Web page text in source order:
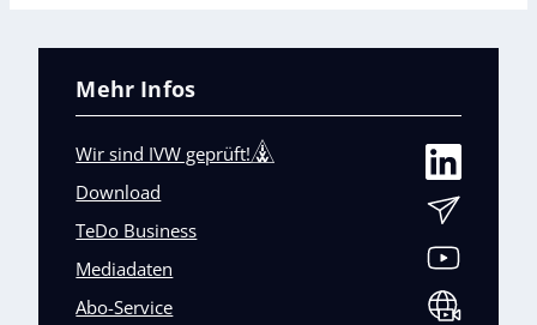
Mehr Infos
Wir sind IVW geprüft!
Download
TeDo Business
Mediadaten
Abo-Service